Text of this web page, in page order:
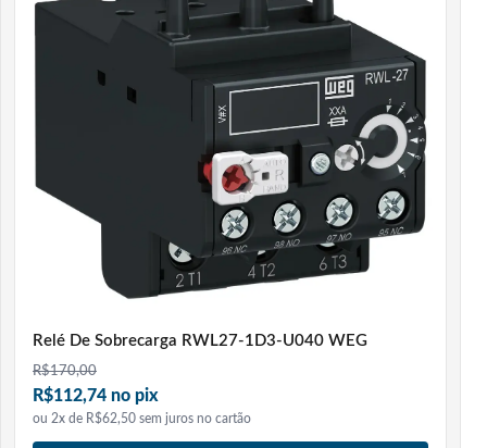
Relé De Sobrecarga RWL27-1D3-U040 WEG
R$170,00
R$112,74 no pix
ou 2x de R$62,50 sem juros no cartão